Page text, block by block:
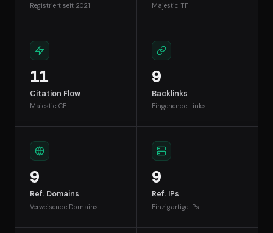
Registriert seit 2021 Majestic TF
11
Citation Flow
Majestic CF
9
Backlinks
Eingehende Links
9
Ref. Domains
Verweisende Domains
9
Ref. IPs
Einzigartige IPs